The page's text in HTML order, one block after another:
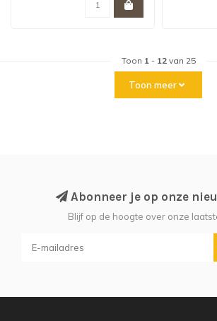
Toon 1 - 12van 25
Toon meer
Abonneer je op onze
Blijf op de hoogte over onze